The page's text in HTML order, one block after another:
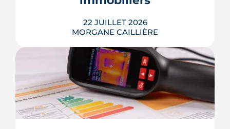
LIRE L'ARTICLE
22 JUILLET 2026
MORGANE CAILLIÈRE
Écoles, base de loisirs, transports,
projets urbains et prix au m2 : le guide